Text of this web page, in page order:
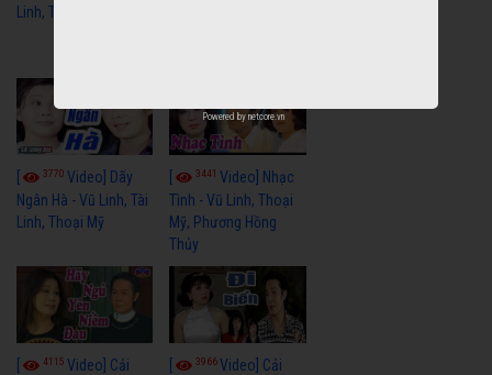
Linh, Tài Linh, Chí Linh
3770 Video] Dãy
Ngân Hà - Vũ Linh, Tài
Linh, Thoại Mỹ
3441Video] Nhạc
Tình - Vũ Linh, Thoại
Mỹ, Phương Hồng
Thủy
4115 Video] Cải
3966Video] Cải
Powered by netcore.vn